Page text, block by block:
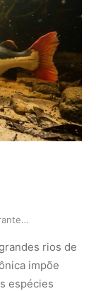
Como a coloração exuberante e os barbilhões bio…
rios de
impõe
espécies